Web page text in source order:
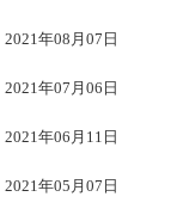
2021年08月07日
2021年07月06日
2021年06月11日
2021年05月07日